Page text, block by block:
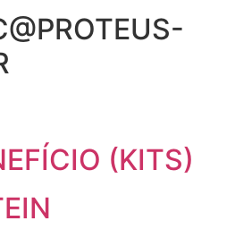
(KITS)